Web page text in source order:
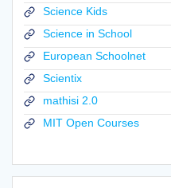
Science Kids
Science in School
European Schoolnet
Scientix
mathisi 2.0
MIT Open Courses